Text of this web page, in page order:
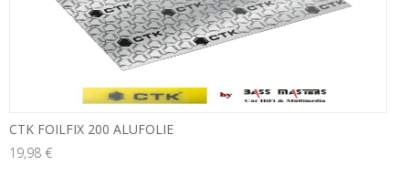
CTK FOILFIX 200 ALUFOLIE
19,98 €